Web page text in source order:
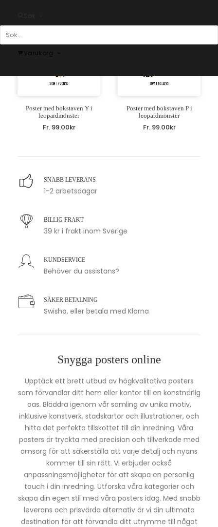
Varukorg
Poster med bokstaven Y i
leopardmönster
Fr. 99.00kr
Poster med bokstaven P i
leopardmönster
Fr. 99.00kr
SNABB LEVERANS
1-2 arbetsdagar
BILLIG FRAKT
39 kr i frakt inom Sverige
KUNDSERVICE
Behöver du assistans?
SÄKER BETALNING
Swisha, eller betala med Klarna
Snygga posters online
Upptäck ett brett utbud av högkvalitativa posters
som förvandlar ditt hem eller kontor till en konstnärlig
oas. Bläddra igenom vår samling av unika motiv,
inklusive konstverk, stadskartor och illustrationer, och
hitta det perfekta tillskottet till din inredning. Våra
posters är tryckta med precision och tillverkade med
omsorg för att säkerställa att varje detalj och nyans
kommer till sin rätt. Vi erbjuder också
anpassningsmöjligheter för att skapa en personlig
touch i din inredning. Utforska våra kategorier och
skapa din egen stil med våra posters idag. Med snabb
leverans och prisvärda alternativ är vi din ultimata
destination för att förvandla ditt utrymme till något